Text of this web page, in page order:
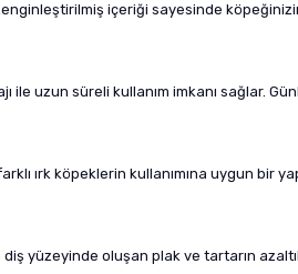
içeriği sayesinde
ile uzun süreli kullanım imkanı sağlar.
ırk köpeklerin kullanımına uygun bir
yüzeyinde oluşan plak ve tartarın